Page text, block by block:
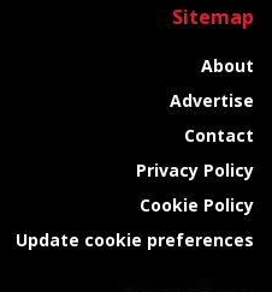
Sitemap
About
Advertise
Contact
Privacy Policy
Cookie Policy
Update cookie preferences